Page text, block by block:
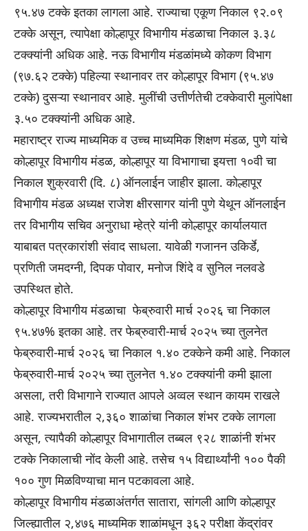
९५.४७ टक्के इतका लागला आहे. राज्याचा एकूण निकाल ९२.०९
टक्के असून, त्यापेक्षा कोल्हापूर विभागीय मंडळाचा निकाल ३.३८
टक्क्यांनी अधिक आहे. नऊ विभागीय मंडळांमध्ये कोकण विभाग
(९७.६२ टक्के) पहिल्या स्थानावर तर कोल्हापूर विभाग (९५.४७
टक्के) दुसऱ्या स्थानावर आहे. मुलींची उत्तीर्णतेची टक्केवारी मुलांपेक्षा
३.५० टक्क्यांनी अधिक आहे.
महाराष्ट्र राज्य माध्यमिक व उच्च माध्यमिक शिक्षण मंडळ, पुणे यांचे
कोल्हापूर विभागीय मंडळ, कोल्हापूर या विभागाचा इयत्ता १०वी चा
निकाल शुक्रवारी (दि‌. ८) ऑनलाईन जाहीर झाला. कोल्हापूर
विभागीय मंडळ अध्यक्ष राजेश क्षीरसागर यांनी पुणे येथून ऑनलाईन
तर विभागीय सचिव अनुराधा म्हेत्रे यांनी कोल्हापूर कार्यालयात
याबाबत पत्रकारांशी संवाद साधला. यावेळी गजानन उकिर्डे,
प्रणिती जमदग्नी, दिपक पोवार, मनोज शिंदे व सुनिल नलवडे
उपस्थित होते.
कोल्हापूर विभागीय मंडळाचा फेब्रुवारी मार्च २०२६ चा निकाल
९५.४७% इतका आहे. तर फेब्रुवारी-मार्च २०२५ च्या तुलनेत
फेब्रुवारी-मार्च २०२६ चा निकाल १.४० टक्केने कमी आहे. निकाल
फेब्रुवारी-मार्च २०२५ च्या तुलनेत १.४० टक्क्यांनी कमी झाला
असला, तरी विभागाने राज्यात आपले अव्वल स्थान कायम राखले
आहे. राज्यभरातील २,३६० शाळांचा निकाल शंभर टक्के लागला
असून, त्यापैकी कोल्हापूर विभागातील तब्बल ९२८ शाळांनी शंभर
टक्के निकालाची नोंद केली आहे. तसेच १५ विद्यार्थ्यांनी १०० पैकी
१०० गुण मिळविण्याचा मान पटकावला आहे.
कोल्हापूर विभागीय मंडळाअंतर्गत सातारा, सांगली आणि कोल्हापूर
जिल्ह्यातील २,४७६ माध्यमिक शाळांमधून ३६२ परीक्षा केंद्रांवर